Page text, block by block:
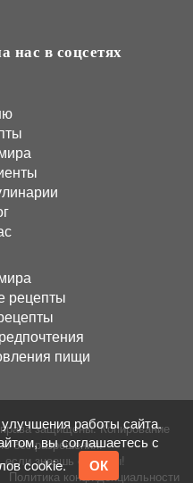
нас в соцсетях
рецепты
пищи
защищены. Копирование
без разрешения!
если знаешь секреты!
Политика конфиденциальности
работы сайта.
вы соглашаетесь с
cookie.
ОК